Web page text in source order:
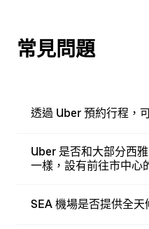
常見問題
透過 Uber 預約行程，
Uber 是否和大部分西
一樣，設有前往市中心
SEA 機場是否提供全天